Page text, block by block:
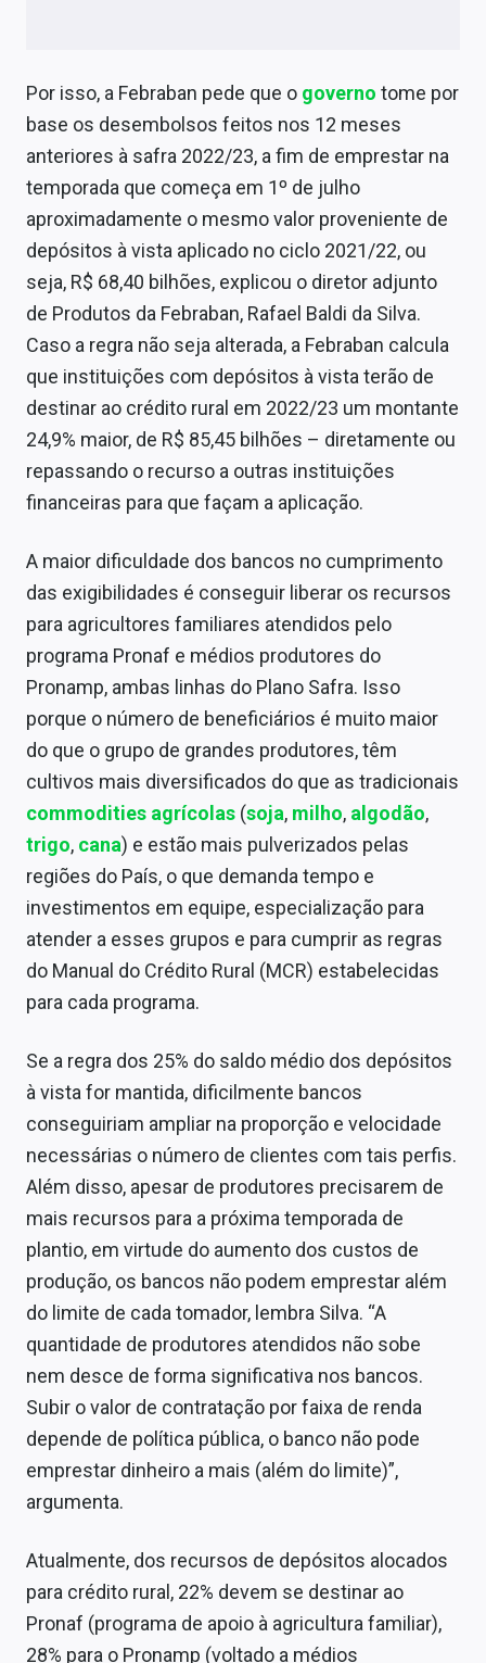
Por isso, a Febraban pede que o governo tome por
base os desembolsos feitos nos 12 meses
anteriores à safra 2022/23, a fim de emprestar na
temporada que começa em 1º de julho
aproximadamente o mesmo valor proveniente de
depósitos à vista aplicado no ciclo 2021/22, ou
seja, R$ 68,40 bilhões, explicou o diretor adjunto
de Produtos da Febraban, Rafael Baldi da Silva.
Caso a regra não seja alterada, a Febraban calcula
que instituições com depósitos à vista terão de
destinar ao crédito rural em 2022/23 um montante
24,9% maior, de R$ 85,45 bilhões – diretamente ou
repassando o recurso a outras instituições
financeiras para que façam a aplicação.
A maior dificuldade dos bancos no cumprimento
das exigibilidades é conseguir liberar os recursos
para agricultores familiares atendidos pelo
programa Pronaf e médios produtores do
Pronamp, ambas linhas do Plano Safra. Isso
porque o número de beneficiários é muito maior
do que o grupo de grandes produtores, têm
cultivos mais diversificados do que as tradicionais
commodities agrícolas (soja, milho, algodão,
trigo, cana) e estão mais pulverizados pelas
regiões do País, o que demanda tempo e
investimentos em equipe, especialização para
atender a esses grupos e para cumprir as regras
do Manual do Crédito Rural (MCR) estabelecidas
para cada programa.
Se a regra dos 25% do saldo médio dos depósitos
à vista for mantida, dificilmente bancos
conseguiriam ampliar na proporção e velocidade
necessárias o número de clientes com tais perfis.
Além disso, apesar de produtores precisarem de
mais recursos para a próxima temporada de
plantio, em virtude do aumento dos custos de
produção, os bancos não podem emprestar além
do limite de cada tomador, lembra Silva. “A
quantidade de produtores atendidos não sobe
nem desce de forma significativa nos bancos.
Subir o valor de contratação por faixa de renda
depende de política pública, o banco não pode
emprestar dinheiro a mais (além do limite)”,
argumenta.
Atualmente, dos recursos de depósitos alocados
para crédito rural, 22% devem se destinar ao
Pronaf (programa de apoio à agricultura familiar),
28% para o Pronamp (voltado a médios